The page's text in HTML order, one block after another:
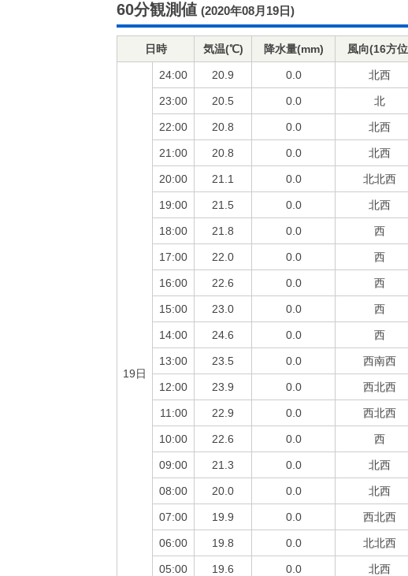
60分観測値 (2020年08月19日)
日時 気温(℃) 降水量(mm) 風向(16方
19日
24:00 20.9 0.0 北西
23:00 20.5 0.0 北
22:00 20.8 0.0 北西
21:00 20.8 0.0 北西
20:00 21.1 0.0 北北西
19:00 21.5 0.0 北西
18:00 21.8 0.0 西
17:00 22.0 0.0 西
16:00 22.6 0.0 西
15:00 23.0 0.0 西
14:00 24.6 0.0 西
13:00 23.5 0.0 西南西
12:00 23.9 0.0 西北西
11:00 22.9 0.0 西北西
10:00 22.6 0.0 西
09:00 21.3 0.0 北西
08:00 20.0 0.0 北西
07:00 19.9 0.0 西北西
06:00 19.8 0.0 北北西
05:00 19.6 0.0 北西